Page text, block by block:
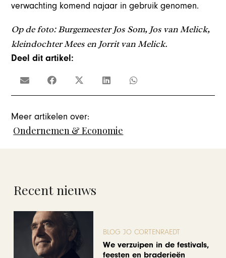
verwachting komend najaar in gebruik genomen.
Op de foto: Burgemeester Jos Som, Jos van Melick,
kleindochter Mees en Jorrit van Melick.
Deel dit artikel:
Meer artikelen over:
Ondernemen & Economie
Recent nieuws
BLOG JO CORTENRAEDT
We verzuipen in de festivals,
feesten en braderieën